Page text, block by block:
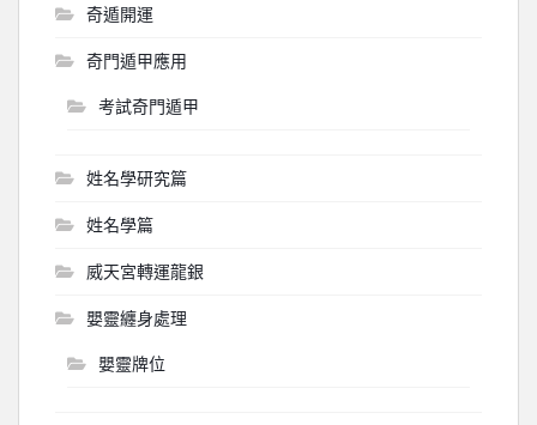
奇遁開運
奇門遁甲應用
考試奇門遁甲
姓名學研究篇
姓名學篇
威天宮轉運龍銀
嬰靈纏身處理
嬰靈牌位